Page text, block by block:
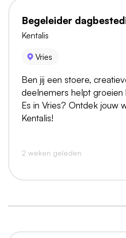
Begeleider
Kentalis
Vries
Ben jij een stoere,
deelnemers helpt groeien
Es in Vries? Ontdek jouw
Kentalis!
2 weken geleden